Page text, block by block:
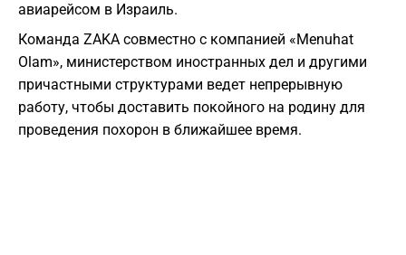
авиарейсом в Израиль.
Команда ZAKA совместно с компанией «Menuhat
Olam», министерством иностранных дел и другими
причастными структурами ведет непрерывную
работу, чтобы доставить покойного на родину для
проведения похорон в ближайшее время.